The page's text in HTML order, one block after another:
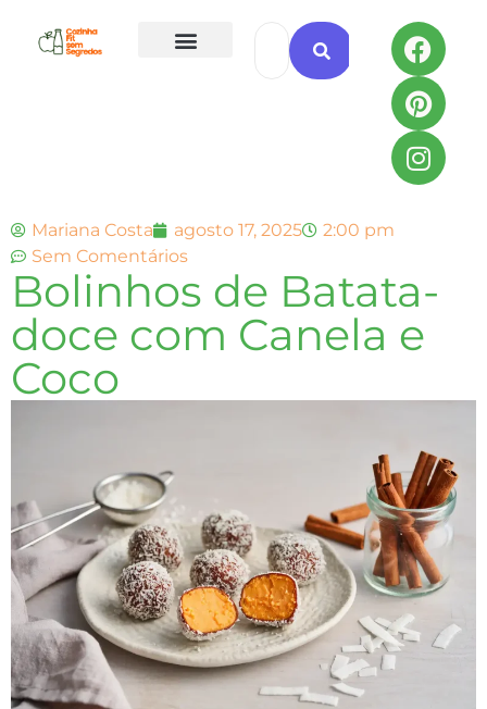
Mariana Costa agosto 17, 2025
2:00 pm
Sem Comentários
Bolinhos de Batata-
doce com Canela e
Coco